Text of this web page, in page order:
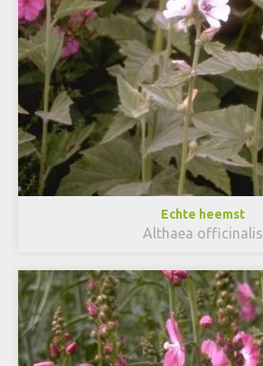
Echte heemst
Althaea officinalis